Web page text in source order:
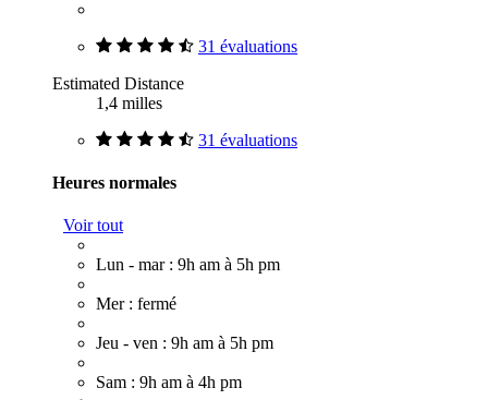
31 évaluations
Estimated Distance
1,4 milles
31 évaluations
Heures normales
Voir tout
Lun - mar : 9h am à 5h pm
Mer : fermé
Jeu - ven : 9h am à 5h pm
Sam : 9h am à 4h pm